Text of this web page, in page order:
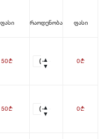
ფასი რაოდენობა ფასი
50b 0b
50b 0b